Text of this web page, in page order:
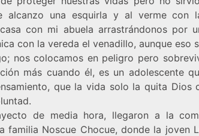
alcanzo una esquirla y al verme con
con mi abuela arrastrándonos por
con la vereda el venadillo, aunque eso
nos colocamos en peligro pero
más cuando él, es un adolescente
que la vida solo la quita Dios
de media hora, llegaron a la
familia Noscue Chocue, donde la joven